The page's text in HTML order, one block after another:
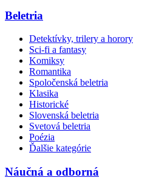
Beletria
Detektívky, trilery a horory
Sci-fi a fantasy
Komiksy
Romantika
Spoločenská beletria
Klasika
Historické
Slovenská beletria
Svetová beletria
Poézia
Ďalšie kategórie
Náučná a odborná